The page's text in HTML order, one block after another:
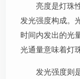
亮度是灯珠
发光强度构成。
时间内发出的光
光通量意味着灯
发光强度则